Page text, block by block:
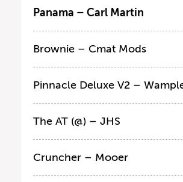
Panama – Carl Martin
Brownie – Cmat Mods
Pinnacle Deluxe V2 –
The AT (@) – JHS
Cruncher – Mooer